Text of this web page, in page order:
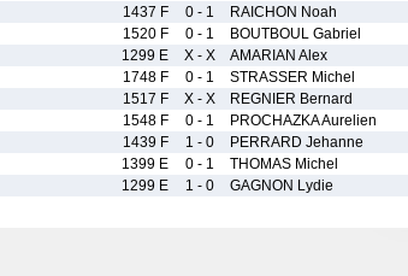
1437 F 0 - 1 RAICHON Noah
1520 F 0 - 1 BOUTBOUL Gabriel
1299 E X - X AMARIAN Alex
1748 F 0 - 1 STRASSER Michel
1517 F X - X REGNIER Bernard
1548 F 0 - 1 PROCHAZKA Aurelien
1439 F 1 - 0 PERRARD Jehanne
1399 E 0 - 1 THOMAS Michel
1299 E 1 - 0 GAGNON Lydie